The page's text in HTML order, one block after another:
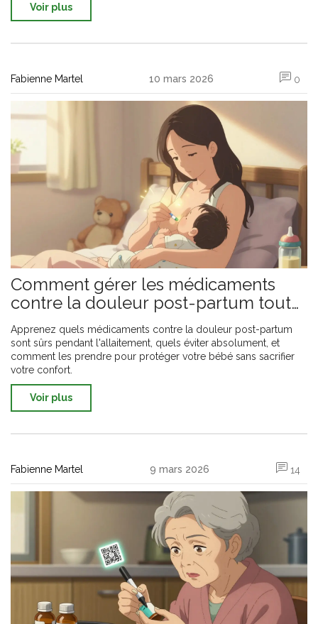
Voir plus
Fabienne Martel 10 mars 2026 0
Comment gérer les médicaments
contre la douleur post-partum tout
en allaitant
Apprenez quels médicaments contre la douleur post-partum
sont sûrs pendant l'allaitement, quels éviter absolument, et
comment les prendre pour protéger votre bébé sans sacrifier
votre confort.
Voir plus
Fabienne Martel 9 mars 2026 14